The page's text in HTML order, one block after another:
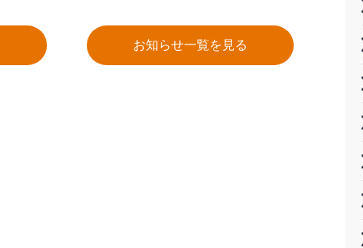
お知らせ一覧を見る